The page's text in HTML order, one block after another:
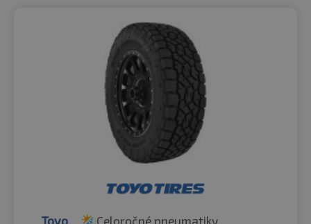
Toyo Celoročné pneumatiky